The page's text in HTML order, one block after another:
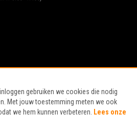
gebruiken we cookies die nodig
Met jouw toestemming meten we ook
we hem kunnen verbeteren.
Lees onze